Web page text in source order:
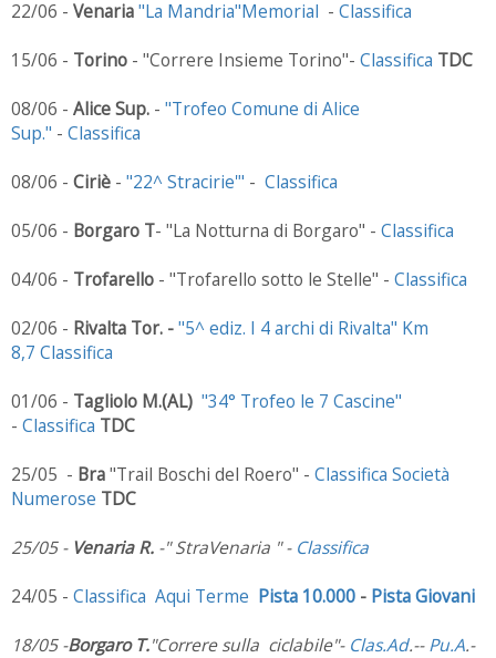
22/06 - Venaria"La Mandria"Memorial - Classifica
15/06 - Torino - "Correre Insieme Torino"- Classifica TDC
08/06 - Alice Sup. - "Trofeo Comune di Alice
Sup." - Classifica
08/06 - Ciriè - "22^ Stracirie'" - Classifica
05/06 - Borgaro T- "La Notturna di Borgaro" - Classifica
04/06 - Trofarello - "Trofarello sotto le Stelle" - Classifica
02/06 - Rivalta Tor. -"5^ ediz. I 4 archi di Rivalta" Km
8,7 Classifica
01/06 - Tagliolo M.(AL) "34° Trofeo le 7 Cascine"
- Classifica TDC
25/05 - Bra"Trail Boschi del Roero" - Classifica Società
Numerose TDC
25/05 - Venaria R. -" StraVenaria " - Classifica
24/05 - Classifica Aqui Terme Pista 10.000 - Pista Giovani
18/05 -Borgaro T."Correre sulla ciclabile"- Clas.Ad.--Pu.A.-